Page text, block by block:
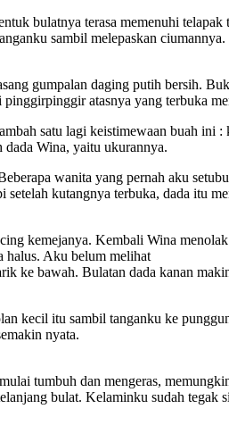
bulatnya terasa memenuhi
sambil melepaskan ciumannya.
gumpalan daging putih bersih.
atasnya yang terbuka
satu lagi keistimewaan buah
Wina, yaitu ukurannya.
wanita yang pernah aku
kutangnya terbuka, dada itu
kemejanya. Kembali Wina
halus. Aku belum melihat
ke bawah. Bulatan dada kanan
kecil itu sambil tanganku ke
nyata.
tumbuh dan mengeras,
bulat. Kelaminku sudah tegak